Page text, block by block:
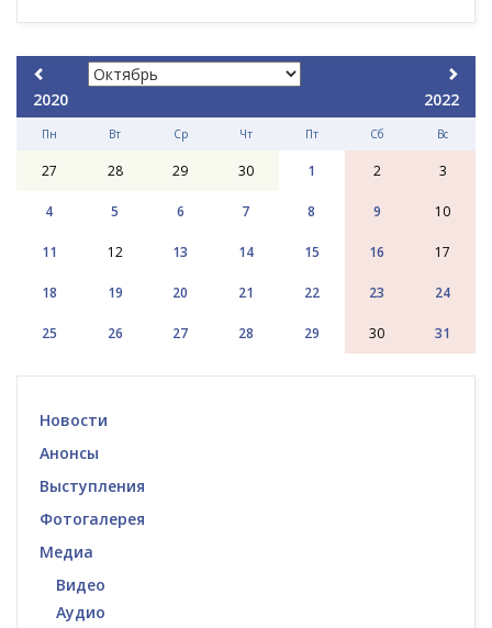
2020 2022
Пн Вт Ср Чт Пт Сб Вс
27 28 29 30 1 2 3
4 5 6 7 8 9 10
11 12 13 14 15 16 17
18 19 20 21 22 23 24
25 26 27 28 29 30 31
Новости
Анонсы
Выступления
Фотогалерея
Медиа
Видео
Аудио